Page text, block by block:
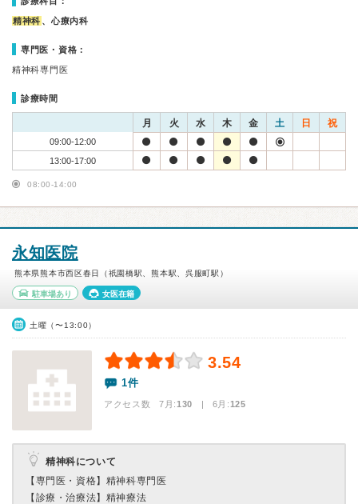
精神科 、心療内科
専門医・資格：
精神科専門医
診療時間
月 火 水 木 金 土 日 祝
09:00-12:00
13:00-17:00
08:00-14:00
永知医院
熊本県熊本市西区春日（祇園橋駅、熊本駅、呉服町駅）
駐車場あり 女医在籍
土曜（〜13:00）
3.54
1件
アクセス数 7月:130 | 6月:125
精神科について
【専門医・資格】 精神科専門医
【診療・治療法】 精神療法